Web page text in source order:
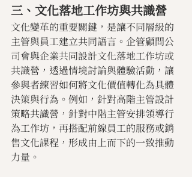
三、文化落地工作坊與共識營
文化變革的重要關鍵，是讓不同層級的
主管與員工建立共同語言。企管顧問公
司會與企業共同設計文化落地工作坊或
共識營，透過情境討論與體驗活動，讓
參與者練習如何將文化價值轉化為具體
決策與行為。例如，針對高階主管設計
策略共識營，針對中階主管安排領導行
為工作坊，再搭配前線員工的服務或銷
售文化課程，形成由上而下的一致推動
力量。